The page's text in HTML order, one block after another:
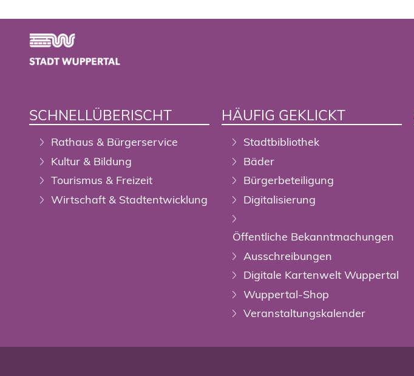
Footer
SCHNELLÜBERISCHT
Rathaus & Bürgerservice
Kultur & Bildung
Tourismus & Freizeit
Wirtschaft & Stadtentwicklung
HÄUFIG GEKLICKT
Stadtbibliothek
Bäder
Bürgerbeteiligung
Digitalisierung
Öffentliche Bekanntmachungen
Ausschreibungen
Digitale Kartenwelt Wuppertal
Wuppertal-Shop
Veranstaltungskalender